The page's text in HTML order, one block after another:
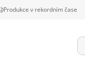
Produkce v rekordním čase